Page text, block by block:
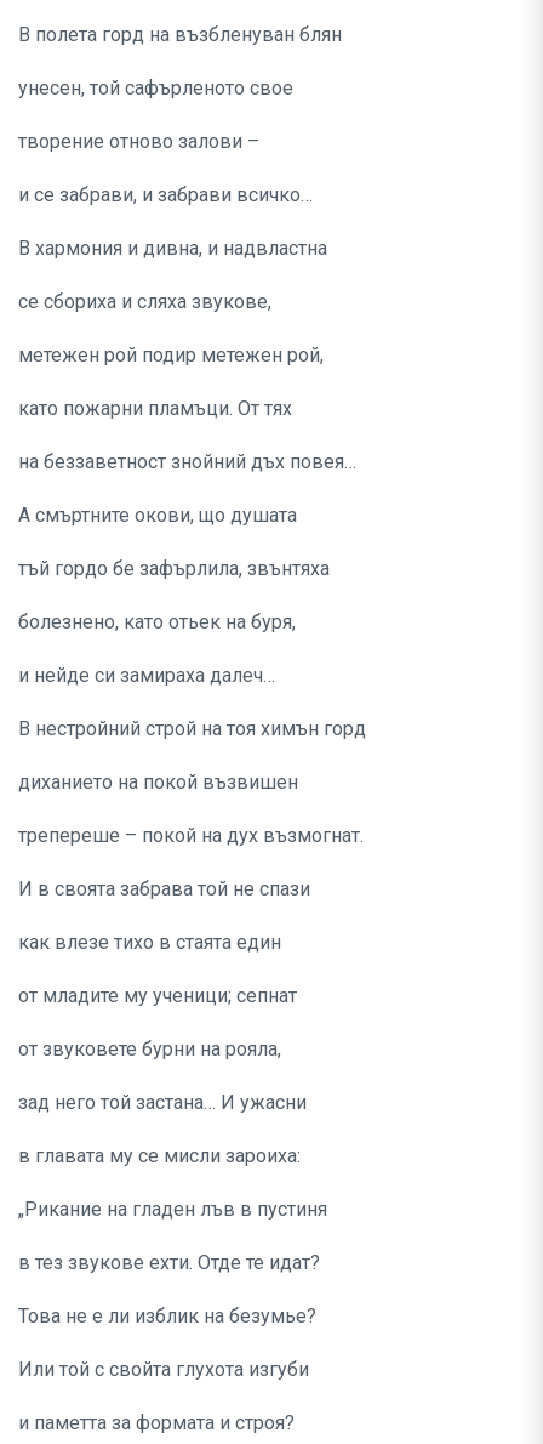
В полета горд на възбленуван блян
унесен, той сафърленото свое
творение отново залови –
и се забрави, и забрави всичко…
В хармония и дивна, и надвластна
се сбориха и сляха звукове,
метежен рой подир метежен рой,
като пожарни пламъци. От тях
на беззаветност знойний дъх повея…
А смъртните окови, що душата
тъй гордо бе зафърлила, звънтяха
болезнено, като отьек на буря,
и нейде си замираха далеч…
В нестройний строй на тоя химън горд
диханието на покой възвишен
трепереше – покой на дух възмогнат.
И в своята забрава той не спази
как влезе тихо в стаята един
от младите му ученици; сепнат
от звуковете бурни на рояла,
зад него той застана… И ужасни
в главата му се мисли зароиха:
„Рикание на гладен лъв в пустиня
в тез звукове ехти. Отде те идат?
Това не е ли изблик на безумье?
Или той с свойта глухота изгуби
и паметта за формата и строя?